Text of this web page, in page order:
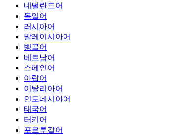
네덜란드어
독일어
러시아어
말레이시아어
벵골어
베트남어
스페인어
아랍어
이탈리아어
인도네시아어
태국어
터키어
포르투갈어